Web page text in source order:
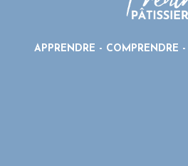
APPRENDRE - COMPRENDRE -